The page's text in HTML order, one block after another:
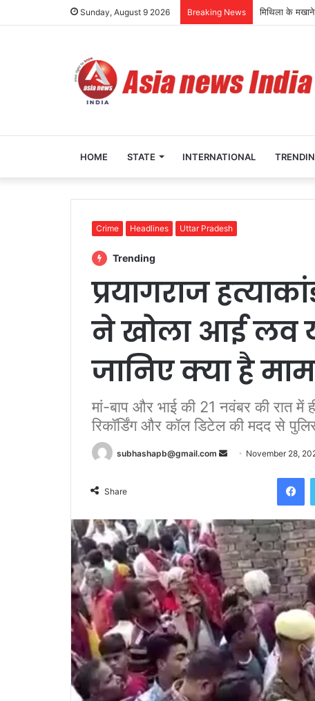
Sunday, August 9 2026 Breaking News मिथिला के
HOME STATE INTERNATIONAL
Crime Headlines Uttar Pradesh
Trending
प्रयागराज
ने खोला आई लव
जानिए क्या है
मां-बाप और भाई की 21 नवंबर की रात में
रिकॉर्डिंग और कॉल डिटेल की मदद से
subhashapb@gmail.com
Send November 28,
Share